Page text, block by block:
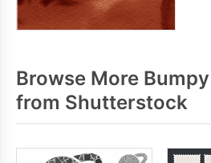
Browse More
from Shutterstock